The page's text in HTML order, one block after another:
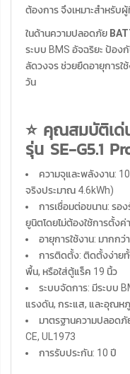
ต้องการ จึงเหมาะสำหรับ
ในด้านความปลอดภัย
ระบบ BMS อัจฉริยะ ป้อง
ลัดวงจร ช่วยยืดอายุการใ
วัน
⭐ คุณสมบัติเด่
รุ่น SE-G5.1
ความจุและพลังงาน:
จริงประมาณ 4.6kWh)
การเชื่อมต่อขนาน: รอ
ยูนิตโดยไม่ต้องใช้การตั้งค่
อายุการใช้งาน: มากกว่
การติดตั้ง: ติดตั้งง่าย
พื้น, หรือใส่ตู้แร็ค 19 นิ้ว
ระบบจัดการ: มีระบบ
แรงดัน, กระแส, และอุณห
มาตรฐานความปลอดภั
CE, UL1973
การรับประกัน: 10 ปี